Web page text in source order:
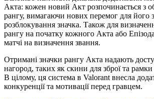
Акта: кожен новий Акт розпочинається з
рангу, вимагаючи нових перемог для його
розблокування значка. Також для
рангу на початку кожного Акта або Епізода
матчі на визначення звання.
Отримані значки рангу Акта надають
нагород, таких як скини для зброї та
В цілому, ця система в Valorant внесла
конкуренції та мотивації перед гравцем.